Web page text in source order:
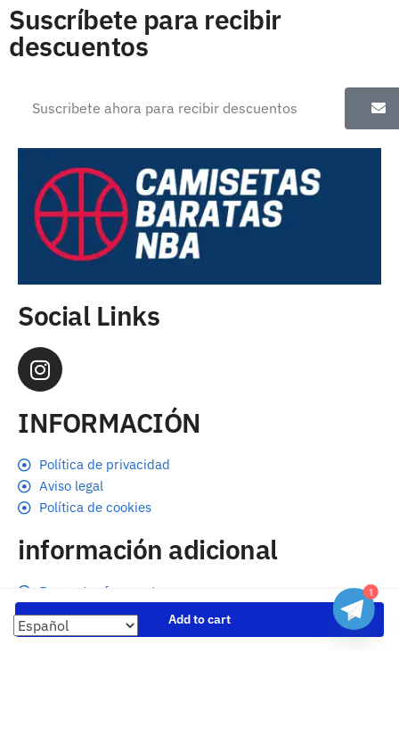
Add to cart
Suscríbete para recibir
descuentos
Social Links
INFORMACIÓN
Política de privacidad
Aviso legal
Política de cookies
información adicional
Preguntas frecuentes
Seguimiento de envíos
Formas de pago
1